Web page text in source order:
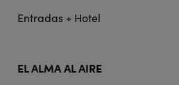
Entradas + Hotel
EL ALMA AL AIRE